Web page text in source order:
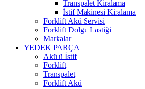
Transpalet Kiralama
İstif Makinesi Kiralama
Forklift Akü Servisi
Forklift Dolgu Lastiği
Markalar
YEDEK PARÇA
Akülü İstif
Forklift
Transpalet
Forklift Akü